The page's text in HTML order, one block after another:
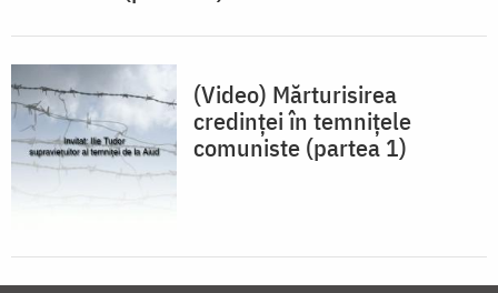
(Video) Mărturisirea
credinței în temnițele
comuniste (partea 1)